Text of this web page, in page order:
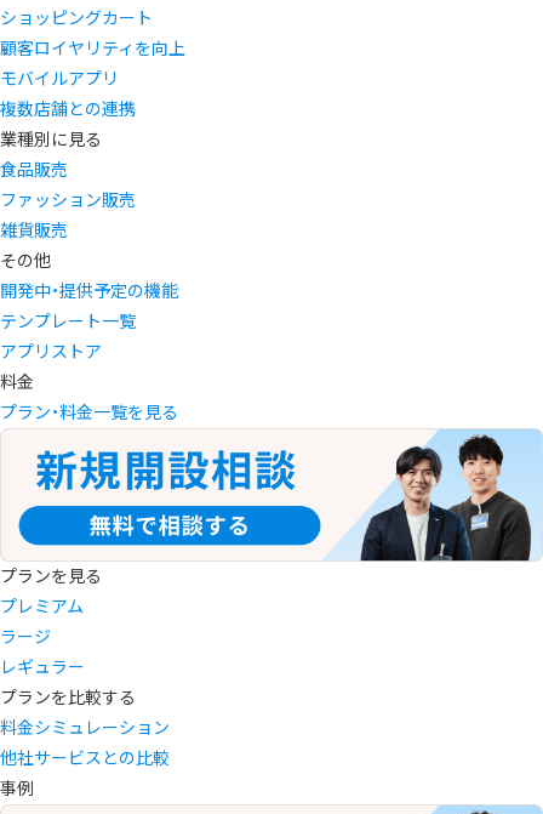
ショッピングカート
顧客ロイヤリティを向上
モバイルアプリ
複数店舗との連携
業種別に見る
食品販売
ファッション販売
雑貨販売
その他
開発中・提供予定の機能
テンプレート一覧
アプリストア
料金
プラン・料金一覧を見る
プランを見る
プレミアム
ラージ
レギュラー
プランを比較する
料金シミュレーション
他社サービスとの比較
事例